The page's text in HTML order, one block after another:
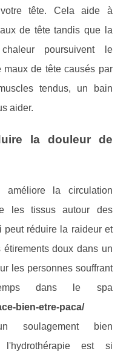
tête. Cela aide à
de tête tandis que la
poursuivent le
maux de tête causés par
tendus, un bain
aider.
la douleur de
la circulation
les tissus autour des
peut réduire la raideur et
étirements doux dans un
les personnes souffrant
dans le spa
bien-etre-paca/
soulagement bien
l'hydrothérapie est si